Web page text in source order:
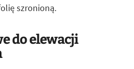
szronioną.
do elewacji